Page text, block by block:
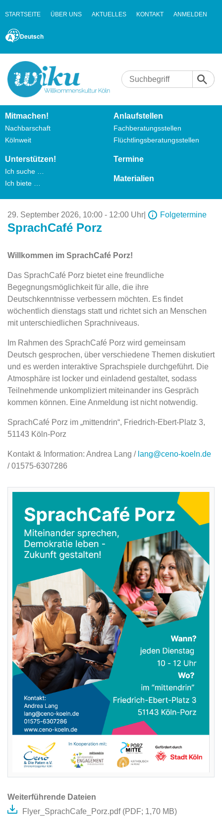
STARTSEITE ÜBER UNS AKTUELLES KONTAKT ANMELDEN
Deutsch
Mitmachen!
Nachbarschaft
Kölnweit
Anlaufstellen
Fachberatungsstellen
Flüchtlingsberatungsstellen
Unterstützen!
Ich suche …
Ich biete …
Termine
Materialien
29. September 2026, 10:00 - 12:00 Uhr Folgetermine
SprachCafé Porz
Willkommen im SprachCafé Porz!
Das SprachCafé Porz bietet eine freundliche
Begegnungsmöglichkeit für alle, die ihre
Deutschkenntnisse verbessern möchten. Es findet
wöchentlich dienstags statt und richtet sich an Menschen
mit unterschiedlichen Sprachniveaus.
Im Rahmen des SprachCafé Porz wird gemeinsam
Deutsch gesprochen, über verschiedene Themen diskutiert
und es werden interaktive Sprachspiele durchgeführt. Die
Atmosphäre ist locker und einladend gestaltet, sodass
Teilnehmende unkompliziert miteinander ins Gespräch
kommen können. Eine Anmeldung ist nicht notwendig.
SprachCafé Porz im „mittendrin“, Friedrich-Ebert-Platz 3,
51143 Köln-Porz
Kontakt & Information: Andrea Lang / lang@ceno-koeln.de
/ 01575-6307286
Weiterführende Dateien
Flyer_SprachCafe_Porz.pdf (PDF; 1,70 MB)